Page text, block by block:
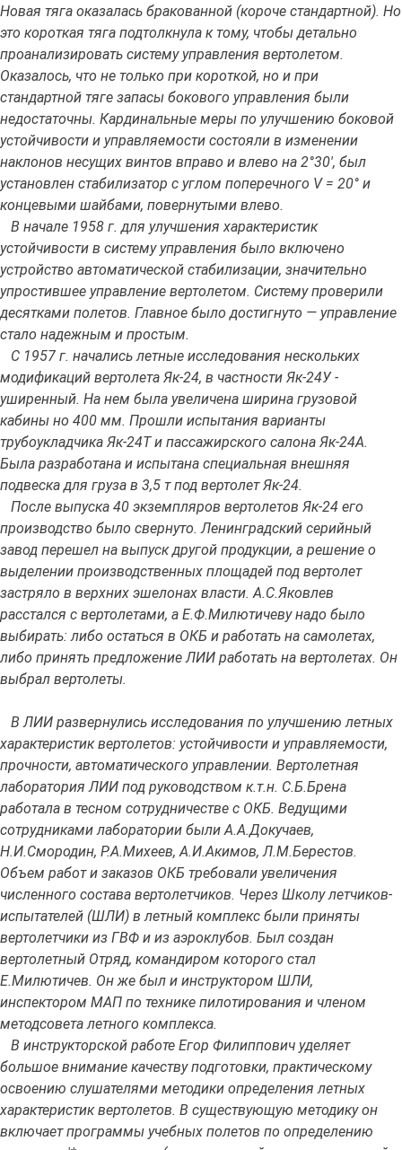
Новая тяга оказалась бракованной (короче стандартной). Но
это короткая тяга подтолкнула к тому, чтобы детально
проанализировать систему управления вертолетом.
Оказалось, что не только при короткой, но и при
стандартной тяге запасы бокового управления были
недостаточны. Кардинальные меры по улучшению боковой
устойчивости и управляемости состояли в изменении
наклонов несущих винтов вправо и влево на 2°30', был
установлен стабилизатор с углом поперечного V = 20° и
концевыми шайбами, повернутыми влево.
В начале 1958 г. для улучшения характеристик
устойчивости в систему управления было включено
устройство автоматической стабилизации, значительно
упростившее управление вертолетом. Систему проверили
десятками полетов. Главное было достигнуто — управление
стало надежным и простым.
С 1957 г. начались летные исследования нескольких
модификаций вертолета Як-24, в частности Як-24У -
уширенный. На нем была увеличена ширина грузовой
кабины но 400 мм. Прошли испытания варианты
трубоукладчика Як-24Т и пассажирского салона Як-24А.
Была разработана и испытана специальная внешняя
подвеска для груза в 3,5 т под вертолет Як-24.
После выпуска 40 экземпляров вертолетов Як-24 его
производство было свернуто. Ленинградский серийный
завод перешел на выпуск другой продукции, а решение о
выделении производственных площадей под вертолет
застряло в верхних эшелонах власти. А.С.Яковлев
расстался с вертолетами, а Е.Ф.Милютичеву надо было
выбирать: либо остаться в ОКБ и работать на самолетах,
либо принять предложение ЛИИ работать на вертолетах. Он
выбрал вертолеты.
В ЛИИ развернулись исследования по улучшению летных
характеристик вертолетов: устойчивости и управляемости,
прочности, автоматического управлении. Вертолетная
лаборатория ЛИИ под руководством к.т.н. С.Б.Брена
работала в тесном сотрудничестве с ОКБ. Ведущими
сотрудниками лаборатории были А.А.Докучаев,
Н.И.Смородин, Р.А.Михеев, А.И.Акимов, Л.М.Берестов.
Объем работ и заказов ОКБ требовали увеличения
численного состава вертолетчиков. Через Школу летчиков-
испытателей (ШЛИ) в летный комплекс были приняты
вертолетчики из ГВФ и из аэроклубов. Был создан
вертолетный Отряд, командиром которого стал
Е.Милютичев. Он же был и инструктором ШЛИ,
инспектором МАП по технике пилотирования и членом
методсовета летного комплекса.
В инструкторской работе Егор Филиппович уделяет
большое внимание качеству подготовки, практическому
освоению слушателями методики определения летных
характеристик вертолетов. В существующую методику он
включает программы учебных полетов по определению